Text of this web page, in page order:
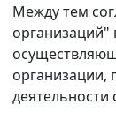
Между тем
организации,